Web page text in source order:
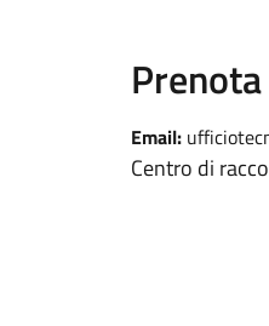
Email:
Centro di